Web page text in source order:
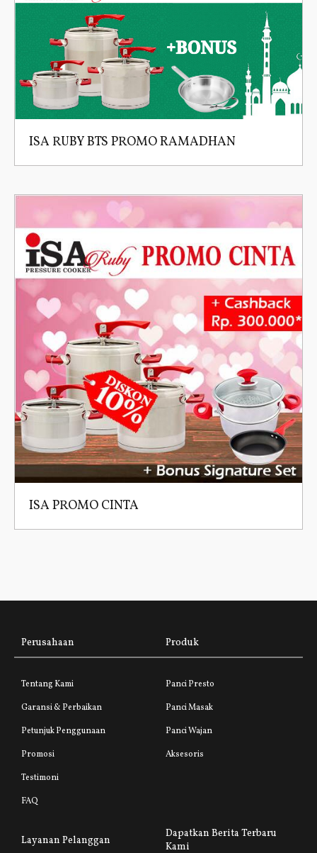
ISA RUBY BTS PROMO RAMADHAN
ISA PROMO CINTA
Perusahaan
Tentang Kami
Garansi & Perbaikan
Petunjuk Penggunaan
Promosi
Testimoni
FAQ
Produk
Panci Presto
Panci Masak
Panci Wajan
Aksesoris
Layanan Pelanggan
Dapatkan Berita Terbaru
Kami